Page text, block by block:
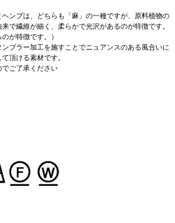
ンプは、どちらも「麻」の一種ですが、原料植物の
で繊維が細く、柔らかで光沢があるのが特徴です。
が特徴です。）
ブラー加工を施すことでニュアンスのある風合いに
頂ける素材です。
ご了承ください